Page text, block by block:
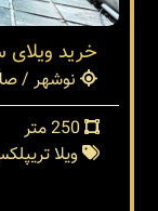
خرید
نوشهر /
ویلا